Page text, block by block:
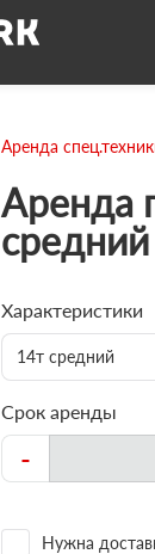
Аренда
Аренда
средний
Характеристики
14т средний
Срок аренды
-
Нужна